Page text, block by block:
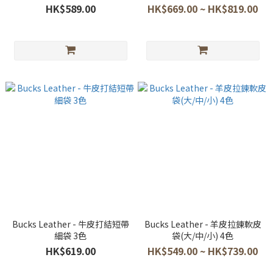
HK$589.00 HK$669.00 ~ HK$819.00
Bucks Leather - 牛皮打結短帶
細袋 3色
HK$619.00
Bucks Leather - 羊皮拉鍊軟皮
袋(大/中/小) 4色
HK$549.00 ~ HK$739.00